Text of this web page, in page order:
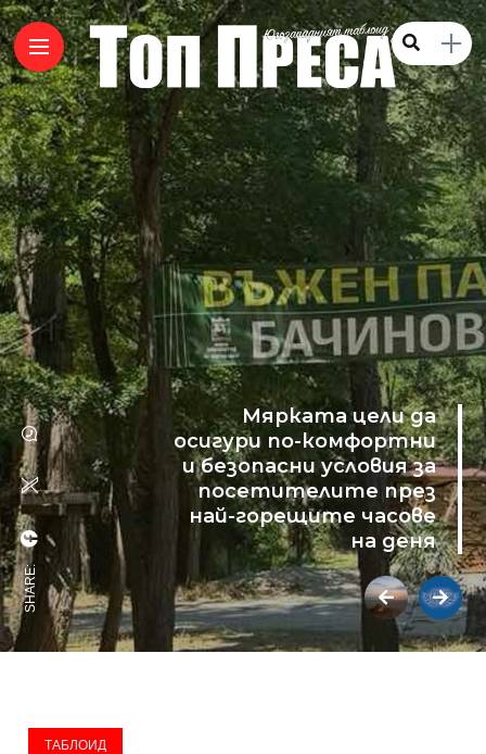
Мярката цели да
осигури по-комфортни
и безопасни условия за
посетителите през
най-горещите часове
на деня
SHARE:
ТАБЛОИД